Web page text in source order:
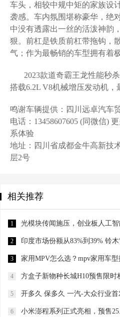
车头，相较中规中矩的家族设
袭感。车内氛围堪称豪华，绝
中没有透露出一丝的活泼神韵
狠。前杠是铁质前杠带拖钩，
气；作为最畅销的车型拥有着
2023款道奇霸王龙性能秒杀
搭载6.2L V8机械增压发动机，
鸣谢车辆提供：四川远卓汽车
电话：13458607605 (同微信)
系体验
地址：四川省成都金牛高新技
层2号
相关推荐
1 光模块传闻施压，创业板人工智能ETF为何比通信ETF
2 印度市场份额从83%到39% 铃木“
3 家用MPV怎么选？mpv家用车
4 方盒子新物种长城H10预售限时
5 开多久 保多久 一汽-大众行业首
6 小米澎程系列正式亮相，预售25.99万